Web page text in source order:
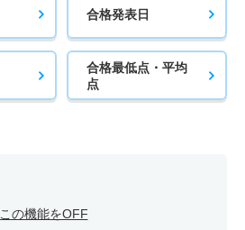
合格発表日
合格最低点・平均
点
この機能をOFF